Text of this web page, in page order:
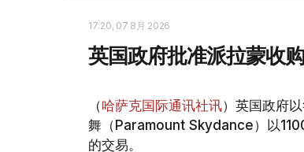
17:20, 07 8月 2026
英国政府批准派拉蒙收
（哈萨克国际通讯社讯）英国政府
舞（Paramount Skydance）以
的交易。